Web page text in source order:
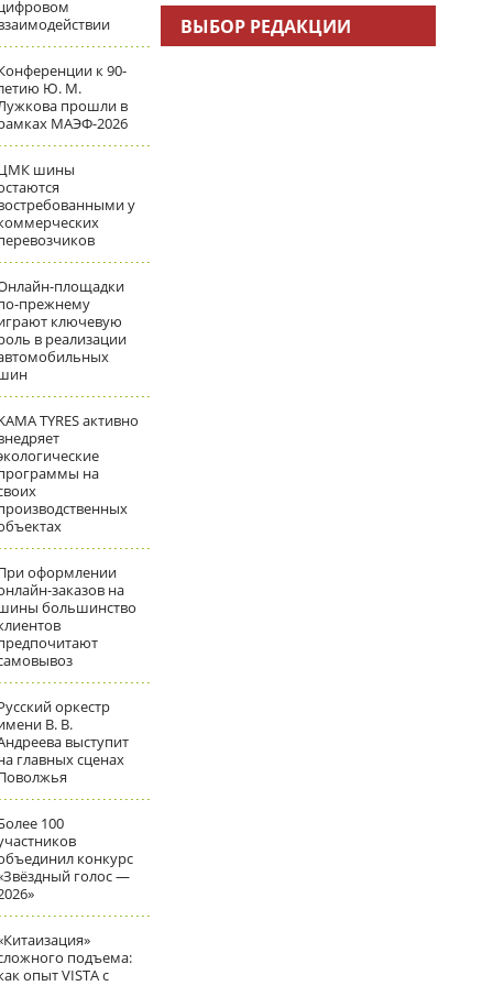
к 90-
Ю. М.
прошли в
МАЭФ-2026
шины
у
площадки
прежнему
ключевую
в реализации
TYRES активно
на
оформлении
заказов на
большинство
оркестр
В. В.
выступит
главных сценах
100
конкурс
голос —
подъема:
опыт VISTA с
ВЫБОР РЕДАКЦИИ